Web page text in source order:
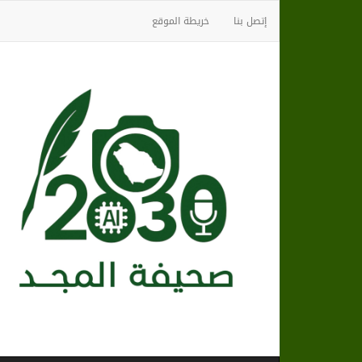
إتصل بنا خريطة الموقع